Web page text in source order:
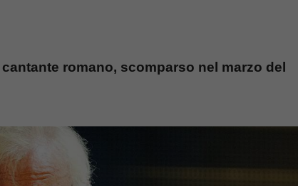
romano, scomparso nel marzo del